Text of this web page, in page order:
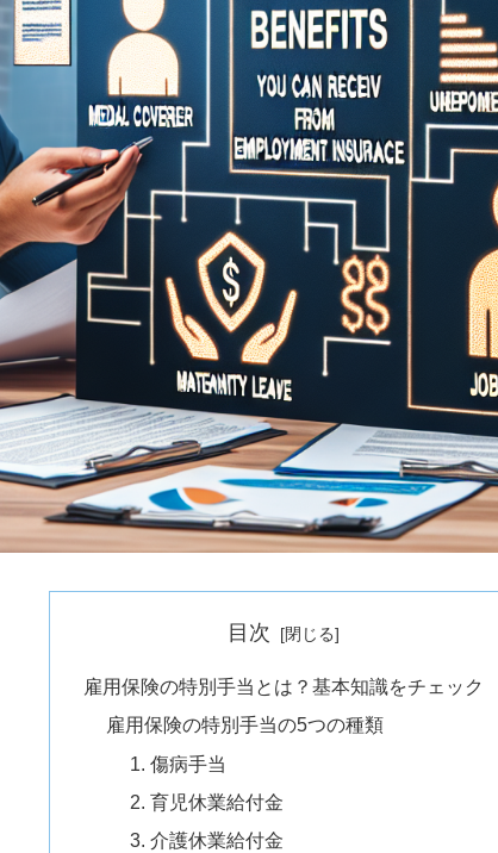
目次
雇用保険の特別手当とは？基本知識をチェック
雇用保険の特別手当の5つの種類
1. 傷病手当
2. 育児休業給付金
3. 介護休業給付金